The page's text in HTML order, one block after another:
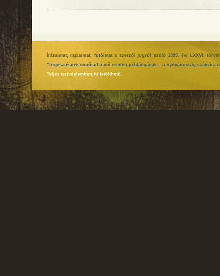
Írásaimat, rajzaimat, fotóimat a szerzői jogról szóló 1999. évi LXXVI.
"Terjesztésnek minősül a mű eredeti példányának... a nyilvánosság
Teljes terjedelemben itt letölthető.